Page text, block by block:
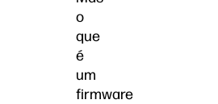
o
que
é
um
firmware